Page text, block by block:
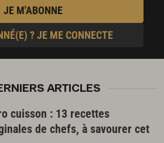
JE M'ABONNE
? JE ME CONNECTE
ARTICLES
cuisson : 13 recettes
de chefs, à savourer cet